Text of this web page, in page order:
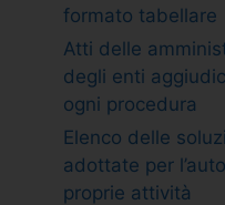
formato tabellare
Atti delle
degli enti
ogni procedura
Elenco delle
adottate per
proprie attività